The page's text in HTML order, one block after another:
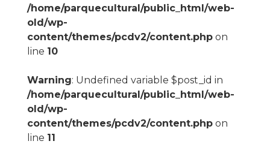
/home/parquecultural/public_html/web-
old/wp-
content/themes/pcdv2/content.phpon
line 10
Warning: Undefined variable $post_id in
/home/parquecultural/public_html/web-
old/wp-
content/themes/pcdv2/content.phpon
line 11